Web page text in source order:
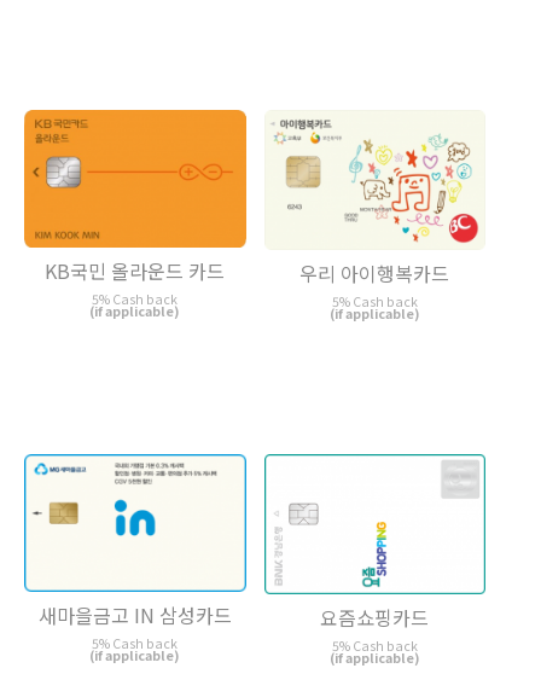
KB국민 올라운드 카드
5% Cash back
(if applicable)
우리 아이행복카드
5% Cash back
(if applicable)
새마을금고 IN 삼성카드
5% Cash back
(if applicable)
요즘쇼핑카드
5% Cash back
(if applicable)